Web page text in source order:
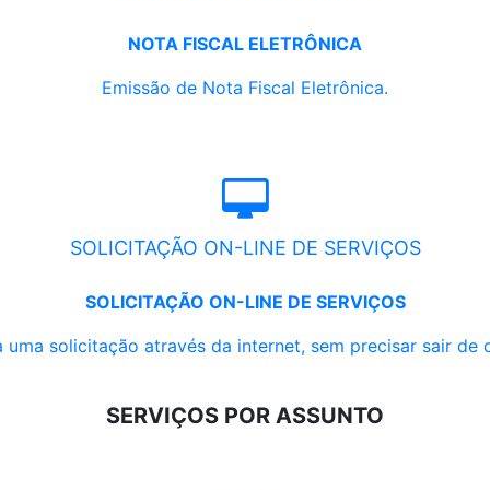
NOTA FISCAL ELETRÔNICA
Emissão de Nota Fiscal Eletrônica.
SOLICITAÇÃO ON-LINE DE SERVIÇOS
SOLICITAÇÃO ON-LINE DE SERVIÇOS
uma solicitação através da internet, sem precisar sair de
SERVIÇOS POR ASSUNTO